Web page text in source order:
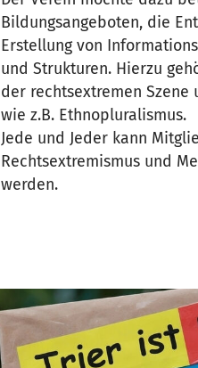
Bildungsangeboten, die
Erstellung von
und Strukturen. Hierzu
der rechtsextremen
wie z.B. Ethnopluralismus.
Jede und Jeder kann
Rechtsextremismus und
werden.